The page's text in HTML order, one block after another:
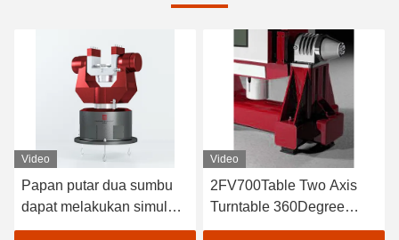
Video
Papan putar dua sumbu
dapat melakukan simulasi
gerak, servo, getaran
Video
2FV700Table Two Axis
Turntable 360Degree
Rotation Range,The dual-